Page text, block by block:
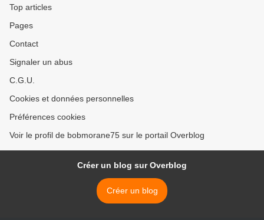
Top articles
Pages
Contact
Signaler un abus
C.G.U.
Cookies et données personnelles
Préférences cookies
Voir le profil de bobmorane75 sur le portail Overblog
Créer un blog sur Overblog
Créer un blog